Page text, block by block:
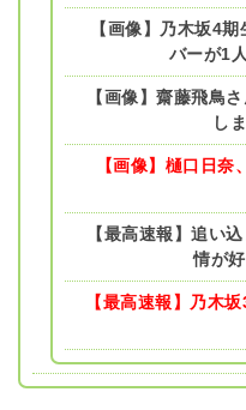
【画像】乃木坂4
バーが1
【画像】齋藤飛鳥
し
【画像】樋口日
【最高速報】追い
情が
【最高速報】乃木